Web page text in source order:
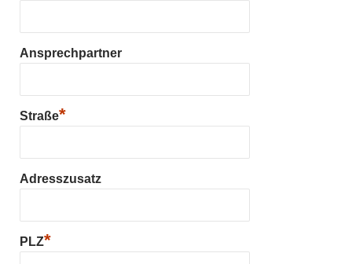
Ansprechpartner
Straße*
Adresszusatz
PLZ*